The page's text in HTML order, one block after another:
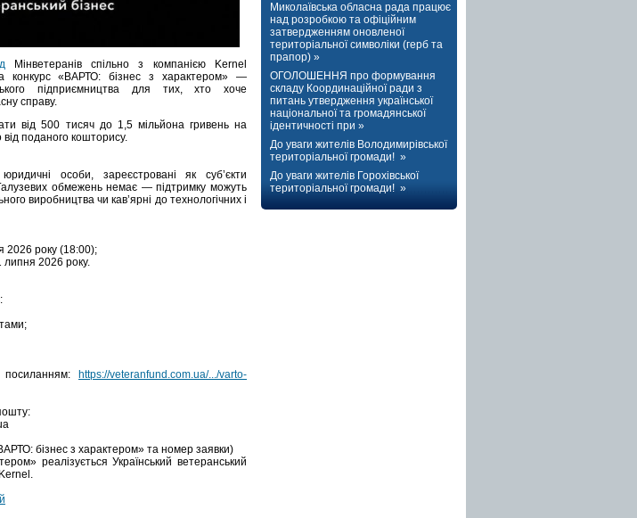
Мінветеранів спільно з компанією Kernel
конкурс «ВАРТО: бізнес з характером» —
підприємництва для тих, хто хоче
справу.
від 500 тисяч до 1,5 мільйона гривень на
поданого кошторису.
особи, зареєстровані як суб’єкти
обмежень немає — підтримку можуть
виробництва чи кав’ярні до технологічних і
2026 року (18:00);
липня 2026 року.
https://veteranfund.com.ua/.../varto-
бізнес з характером» та номер заявки)
реалізується Український ветеранський
Миколаївська обласна рада працює
над розробкою та офіційним
затвердженням оновленої
територіальної символіки (герб та
прапор) »
ОГОЛОШЕННЯ про формування
складу Координаційної ради з
питань утвердження української
національної та громадянської
ідентичності при »
До уваги жителів Володимирівської
територіальної громади! »
До уваги жителів Горохівської
територіальної громади! »